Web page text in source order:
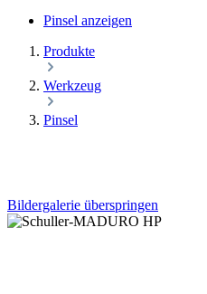
Pinsel anzeigen
Produkte
Werkzeug
Pinsel
Bildergalerie überspringen